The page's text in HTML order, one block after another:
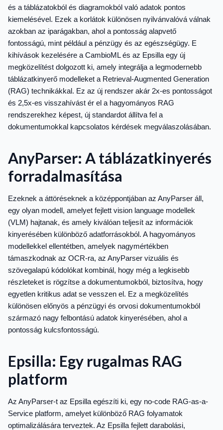
és a táblázatokból és diagramokból való adatok pontos
kiemelésével. Ezek a korlátok különösen nyilvánvalóvá válnak
azokban az iparágakban, ahol a pontosság alapvető
fontosságú, mint például a pénzügy és az egészségügy. E
kihívások kezelésére a CambioML és az Epsilla egy új
megközelítést dolgozott ki, amely integrálja a legmodernebb
táblázatkinyerő modelleket a Retrieval-Augmented Generation
(RAG) technikákkal. Ez az új rendszer akár 2x-es pontosságot
és 2,5x-es visszahívást ér el a hagyományos RAG
rendszerekhez képest, új standardot állítva fel a
dokumentumokkal kapcsolatos kérdések megválaszolásában.
AnyParser: A táblázatkinyerés
forradalmasítása
Ezeknek a áttöréseknek a középpontjában az AnyParser áll,
egy olyan modell, amelyet fejlett vision language modellek
(VLM) hajtanak, és amely kiválóan teljesít az információk
kinyerésében különböző adatforrásokból. A hagyományos
modellekkel ellentétben, amelyek nagymértékben
támaszkodnak az OCR-ra, az AnyParser vizuális és
szövegalapú kódolókat kombinál, hogy még a legkisebb
részleteket is rögzítse a dokumentumokból, biztosítva, hogy
egyetlen kritikus adat se vesszen el. Ez a megközelítés
különösen előnyös a pénzügyi és orvosi dokumentumokból
származó nagy felbontású adatok kinyerésében, ahol a
pontosság kulcsfontosságú.
Epsilla: Egy rugalmas RAG
platform
Az AnyParser-t az Epsilla egészíti ki, egy no-code RAG-as-a-
Service platform, amelyet különböző RAG folyamatok
optimalizálására terveztek. Az Epsilla fejlett darabolási,